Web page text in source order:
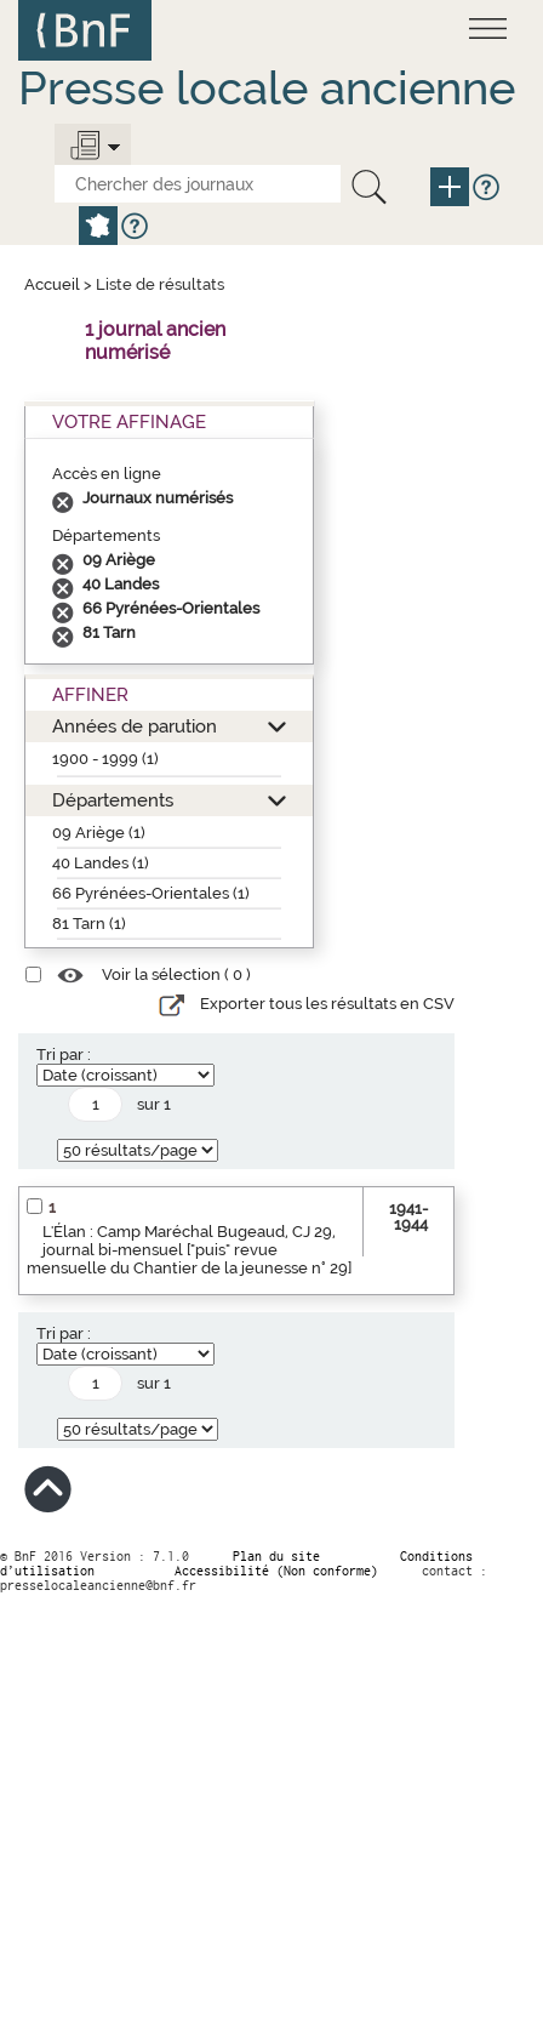
contenu
principal
Presse locale ancienne
Accueil > Liste de résultats
1 journal ancien
numérisé
VOTRE AFFINAGE
Accès en ligne
Journaux numérisés
Départements
09 Ariège
40 Landes
66 Pyrénées-Orientales
81 Tarn
AFFINER
Années de parution
1900 - 1999 (1)
Départements
09 Ariège (1)
40 Landes (1)
66 Pyrénées-Orientales (1)
81 Tarn (1)
Voir la sélection ( 0 )
Exporter tous les résultats en CSV
Tri par :
sur 1
1
L'Élan : Camp Maréchal Bugeaud, CJ 29,
journal bi-mensuel ["puis" revue
mensuelle du Chantier de la jeunesse n° 29]
1941-
1944
Tri par :
sur 1
© BnF 2016 Version : 7.1.0 Plan du site
Conditions
d’utilisation
Accessibilité (Non conforme)
contact :
presselocaleancienne@bnf.fr
Panneau de gestion des cookies